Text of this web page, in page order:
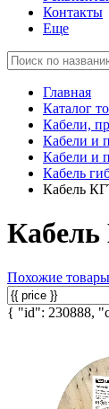
Контакты
Еще
Главная
Каталог
Кабели,
Кабели и
Кабели и
Кабель
Кабель
Похожие товары
{ "id": 230888,